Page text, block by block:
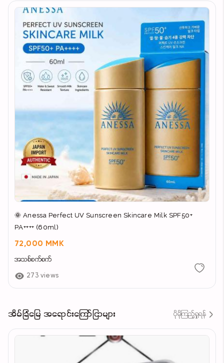
🌞 Anessa Perfect UV Sunscreen Skincare Milk SPF50+
PA++++ (60ml)
72,000 MMK
အသစ်စက်စက်
273 views
အိမ်ခြံမြေ အရောင်းကြော်ငြာများ ပိုမိုကြည့်ရှုရန်